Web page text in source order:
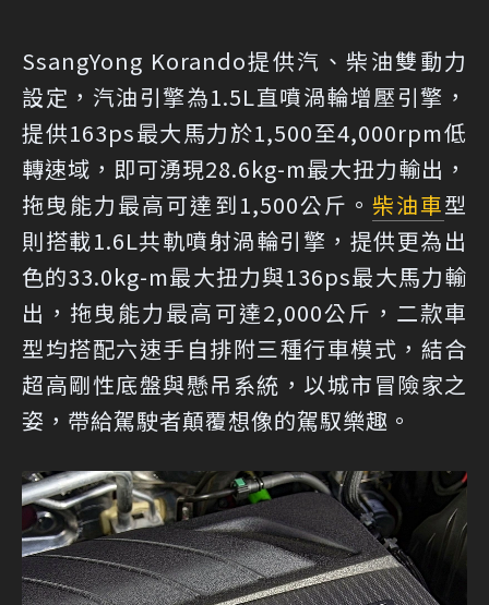
SsangYong Korando提供汽、柴油雙動力
設定，汽油引擎為1.5L直噴渦輪增壓引擎，
提供163ps最大馬力於1,500至4,000rpm低
轉速域，即可湧現28.6kg-m最大扭力輸出，
拖曳能力最高可達到1,500公斤。 柴油車型
則搭載1.6L共軌噴射渦輪引擎，提供更為出
色的33.0kg-m最大扭力與136ps最大馬力輸
出，拖曳能力最高可達2,000公斤，二款車
型均搭配六速手自排附三種行車模式，結合
超高剛性底盤與懸吊系統，以城市冒險家之
姿，帶給駕駛者顛覆想像的駕馭樂趣。